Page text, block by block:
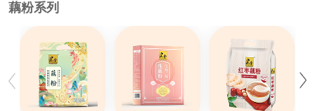
藕粉系列